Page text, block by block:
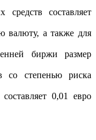
составляет
валюту, а также для
биржи размер
со степенью риска
0,01 евро